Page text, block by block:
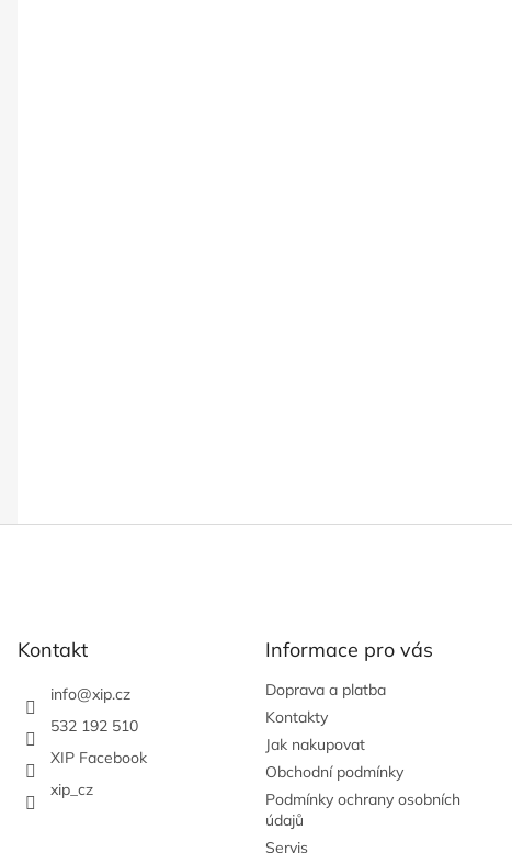
Kontakt
info@xip.cz
532 192 510
XIP Facebook
xip_cz
Informace pro vás
Doprava a platba
Kontakty
Jak nakupovat
Obchodní podmínky
Podmínky ochrany osobních
údajů
Servis